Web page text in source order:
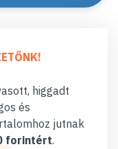
higgadt
és
jutnak
forintért.